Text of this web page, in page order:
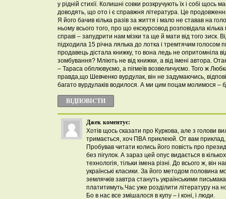
у рідній стихії. Колишні совки розкручують їх і собі щось
доводять, що ото і є справжня література. Це
Я його бачив кілька разів за життя і мало не ставав на
ньому всього того, про що екскурсовод розповідала кілька
справі – запудрити нам мізки та ще й мати від того зиск.
підходила 15 річна лялька до лотка і тремтячим голосом
продавець дістала книжку, то вона ледь не опритомніла
зомбування? Мліють не від книжки, а від імені автора.
– Тараса обплювуємо, а пігмеїв возвеличуємо. Того ж
правда,що Шевченко вурдулак, він не задумаючись,
багато вурдулаків водилося. А ми цим поцам молимося –
ВІДПОВІCТИ
Джек коментує:
Хотів щось сказати про Куркова, але з голови
тримається, хоч ПВА приклеюй. От вам приклад,
Пробував читати колись його повість про
без пігулок. А зараз цей опус видається в
технологія, тільки імена різні. До всього ж, він
українські класики. За його методом половина
землячків завтра стануть українськими
платитимуть.Час уже розділити літературу на
Бо в нас все змішалося в купу – і коні, і люди.